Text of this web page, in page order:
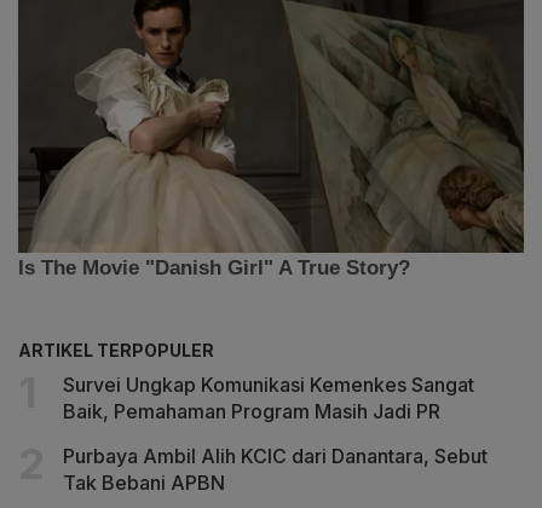
ARTIKEL TERPOPULER
Survei Ungkap Komunikasi Kemenkes Sangat
Baik, Pemahaman Program Masih Jadi PR
Purbaya Ambil Alih KCIC dari Danantara, Sebut
Tak Bebani APBN